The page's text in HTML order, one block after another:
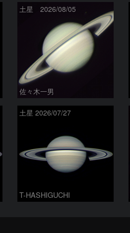
土星 2026/08/05
佐々木一男
土星 2026/07/27
T-HASHIGUCHI